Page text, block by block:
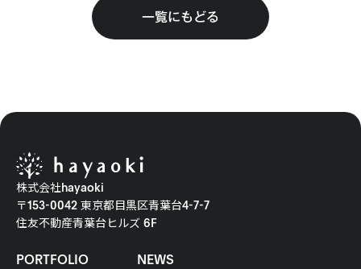
一覧にもどる
株式会社hayaoki
〒153-0042 東京都目黒区青葉台4-7-7
住友不動産青葉台ヒルズ 6F
PORTFOLIO
NEWS